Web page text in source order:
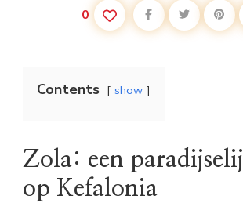
0
Contents show
Zola: een
op Kefalonia